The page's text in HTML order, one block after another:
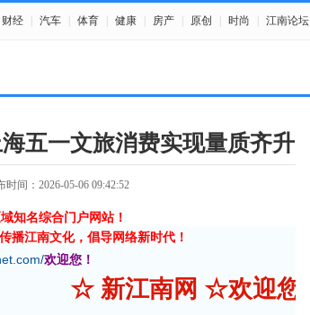
财经 汽车 体育 健康 房产 原创 时尚 江南论坛
五一文旅消费实现量质齐升
时间：2026-05-06 09:42:52
知名综合门户网站！
播江南文化，倡导网络新时代！
欢迎您！
☆ 新江南网 ☆欢迎您